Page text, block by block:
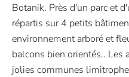
Botanik. Près d'un parc et
répartis sur 4 petits
environnement arboré et
balcons bien orientés.. Les
jolies communes